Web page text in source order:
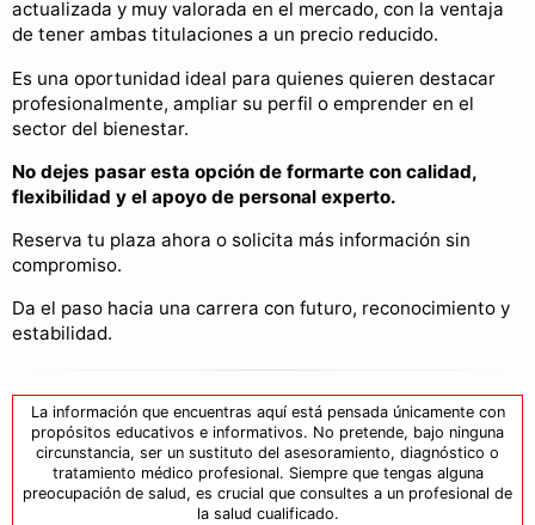
actualizada y muy valorada en el mercado, con la ventaja
de tener ambas titulaciones a un precio reducido.
Es una oportunidad ideal para quienes quieren destacar
profesionalmente, ampliar su perfil o emprender en el
sector del bienestar.
No dejes pasar esta opción de formarte con calidad,
flexibilidad y el apoyo de personal experto.
Reserva tu plaza ahora o solicita más información sin
compromiso.
Da el paso hacia una carrera con futuro, reconocimiento y
estabilidad.
La información que encuentras aquí está pensada únicamente con
propósitos educativos e informativos. No pretende, bajo ninguna
circunstancia, ser un sustituto del asesoramiento, diagnóstico o
tratamiento médico profesional. Siempre que tengas alguna
preocupación de salud, es crucial que consultes a un profesional de
la salud cualificado.